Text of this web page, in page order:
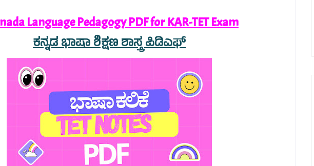
Language Pedagogy PDF for KAR-TET Exam
ಕನ್ನಡ ಭಾಷಾ ಶಿಕ್ಷಣ ಶಾಸ್ತ್ರ ಪಿಡಿಎಫ್